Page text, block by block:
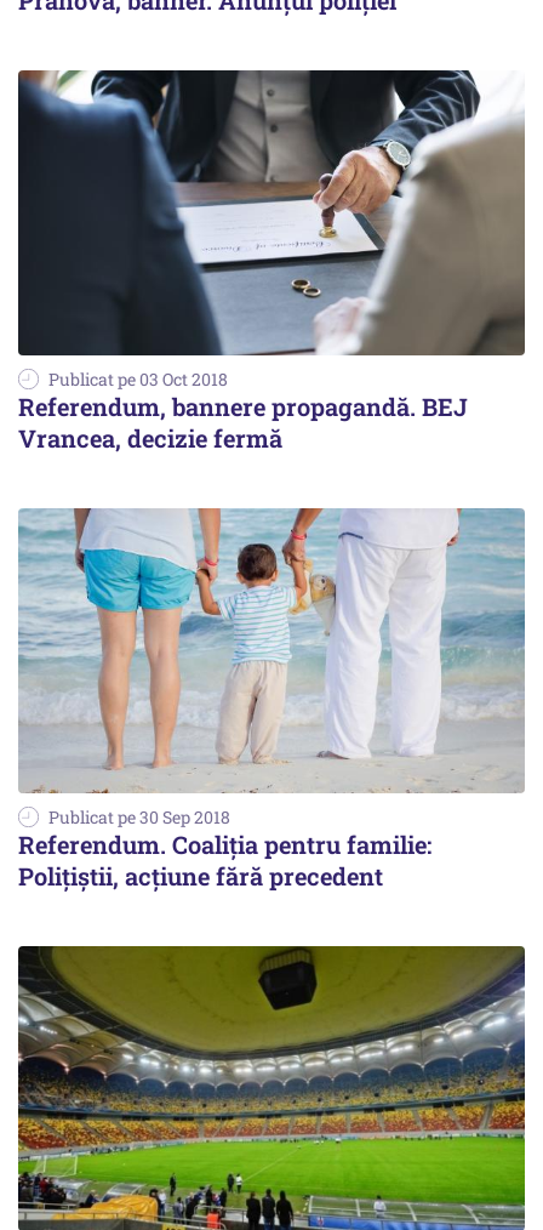
Publicat pe 03 Oct 2018
Referendum, bannere propagandă. BEJ
Vrancea, decizie fermă
Publicat pe 30 Sep 2018
Referendum. Coaliția pentru familie:
Polițiștii, acțiune fără precedent